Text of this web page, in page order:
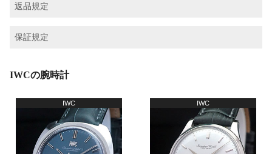
返品規定
保証規定
IWCの腕時計
IWC IWC